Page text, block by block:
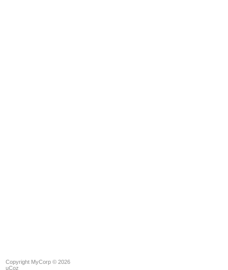
Copyright MyCorp © 2026
uCoz